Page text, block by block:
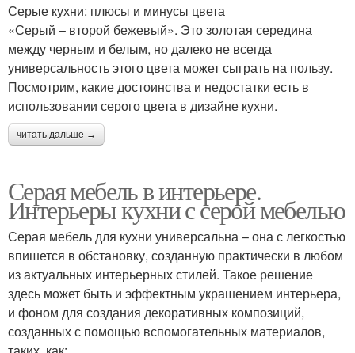
Серые кухни: плюсы и минусы цвета
«Серый – второй бежевый». Это золотая середина
между черным и белым, но далеко не всегда
универсальность этого цвета может сыграть на пользу.
Посмотрим, какие достоинства и недостатки есть в
использовании серого цвета в дизайне кухни.
читать дальше →
Серая мебель в интерьере.
Интерьеры кухни с серой мебелью
Серая мебель для кухни универсальна – она с легкостью
впишется в обстановку, созданную практически в любом
из актуальных интерьерных стилей. Такое решение
здесь может быть и эффектным украшением интерьера,
и фоном для создания декоративных композиций,
созданных с помощью вспомогательных материалов,